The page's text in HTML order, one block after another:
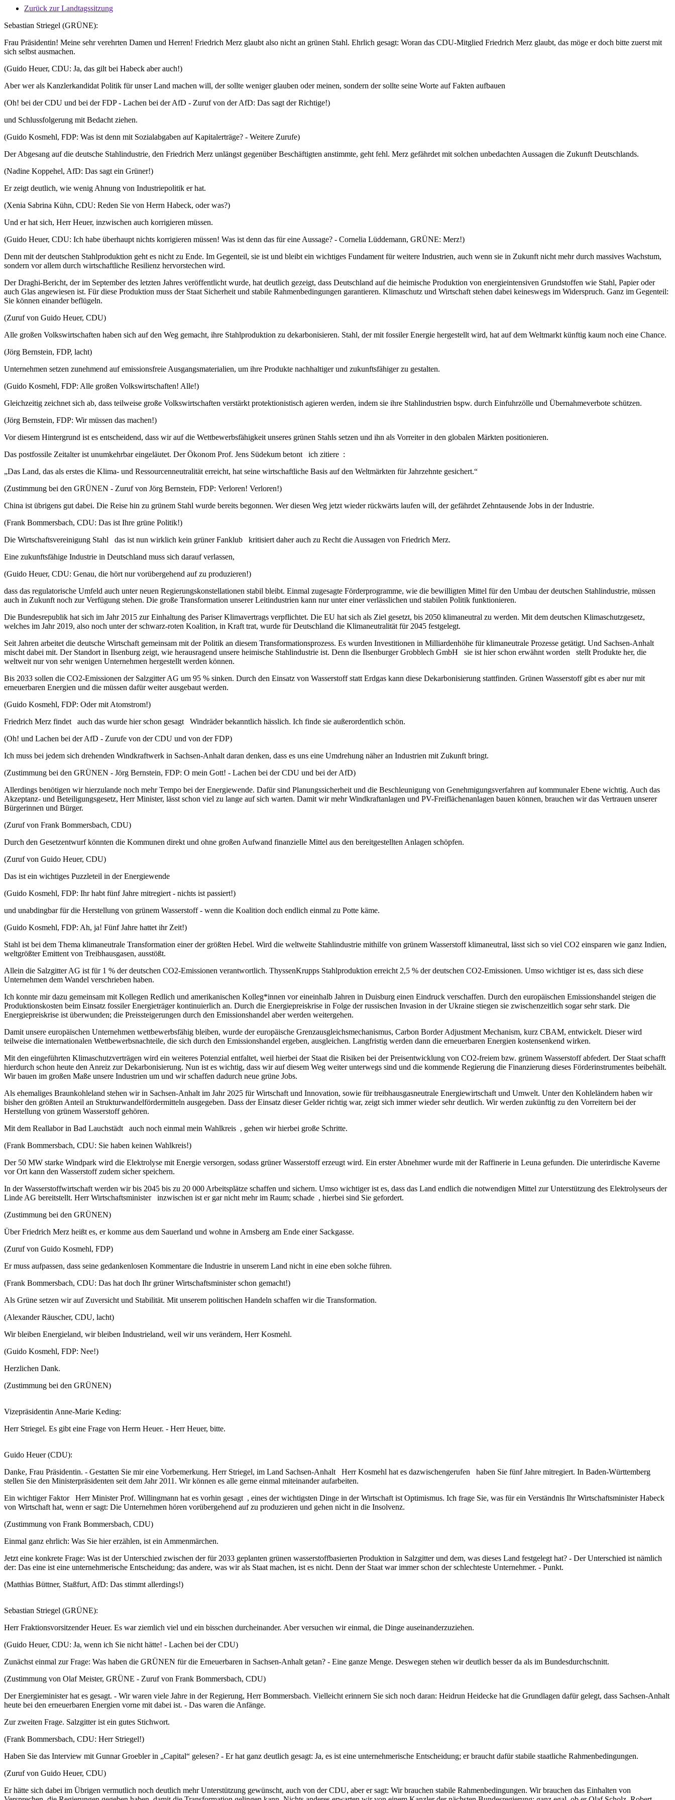
Zurück zur Landtagssitzung
Sebastian Striegel (GRÜNE):
Frau Präsidentin! Meine sehr verehrten Damen und Herren! Friedrich Merz glaubt also nicht an grünen Stahl. Ehrlich gesagt: Woran das CDU-Mitglied Friedrich Merz glaubt, das möge er doch bitte zuerst mit
sich selbst ausmachen.
(Guido Heuer, CDU: Ja, das gilt bei Habeck aber auch!)
Aber wer als Kanzlerkandidat Politik für unser Land machen will, der sollte weniger glauben oder meinen, sondern der sollte seine Worte auf Fakten aufbauen
(Oh! bei der CDU und bei der FDP - Lachen bei der AfD - Zuruf von der AfD: Das sagt der Richtige!)
und Schlussfolgerung mit Bedacht ziehen.
(Guido Kosmehl, FDP: Was ist denn mit Sozialabgaben auf Kapitalerträge? - Weitere Zurufe)
Der Abgesang auf die deutsche Stahlindustrie, den Friedrich Merz unlängst gegenüber Beschäftigten anstimmte, geht fehl. Merz gefährdet mit solchen unbedachten Aussagen die Zukunft Deutschlands.
(Nadine Koppehel, AfD: Das sagt ein Grüner!)
Er zeigt deutlich, wie wenig Ahnung von Industriepolitik er hat.
(Xenia Sabrina Kühn, CDU: Reden Sie von Herrn Habeck, oder was?)
Und er hat sich, Herr Heuer, inzwischen auch korrigieren müssen.
(Guido Heuer, CDU: Ich habe überhaupt nichts korrigieren müssen! Was ist denn das für eine Aussage? - Cornelia Lüddemann, GRÜNE: Merz!)
Denn mit der deutschen Stahlproduktion geht es nicht zu Ende. Im Gegenteil, sie ist und bleibt ein wichtiges Fundament für weitere Industrien, auch wenn sie in Zukunft nicht mehr durch massives Wachstum,
sondern vor allem durch wirtschaftliche Resilienz hervorstechen wird.
Der Draghi-Bericht, der im September des letzten Jahres veröffentlicht wurde, hat deutlich gezeigt, dass Deutschland auf die heimische Produktion von energieintensiven Grundstoffen wie Stahl, Papier oder
auch Glas angewiesen ist. Für diese Produktion muss der Staat Sicherheit und stabile Rahmenbedingungen garantieren. Klimaschutz und Wirtschaft stehen dabei keineswegs im Widerspruch. Ganz im Gegenteil:
Sie können einander beflügeln.
(Zuruf von Guido Heuer, CDU)
Alle großen Volkswirtschaften haben sich auf den Weg gemacht, ihre Stahlproduktion zu dekarbonisieren. Stahl, der mit fossiler Energie hergestellt wird, hat auf dem Weltmarkt künftig kaum noch eine Chance.
(Jörg Bernstein, FDP, lacht)
Unternehmen setzen zunehmend auf emissionsfreie Ausgangsmaterialien, um ihre Produkte nachhaltiger und zukunftsfähiger zu gestalten.
(Guido Kosmehl, FDP: Alle großen Volkswirtschaften! Alle!)
Gleichzeitig zeichnet sich ab, dass teilweise große Volkswirtschaften verstärkt protektionistisch agieren werden, indem sie ihre Stahlindustrien bspw. durch Einfuhrzölle und Übernahmeverbote schützen.
(Jörg Bernstein, FDP: Wir müssen das machen!)
Vor diesem Hintergrund ist es entscheidend, dass wir auf die Wettbewerbsfähigkeit unseres grünen Stahls setzen und ihn als Vorreiter in den globalen Märkten positionieren.
Das postfossile Zeitalter ist unumkehrbar eingeläutet. Der Ökonom Prof. Jens Südekum betont ich zitiere :
„Das Land, das als erstes die Klima- und Ressourcenneutralität erreicht, hat seine wirtschaftliche Basis auf den Weltmärkten für Jahrzehnte gesichert.“
(Zustimmung bei den GRÜNEN - Zuruf von Jörg Bernstein, FDP: Verloren! Verloren!)
China ist übrigens gut dabei. Die Reise hin zu grünem Stahl wurde bereits begonnen. Wer diesen Weg jetzt wieder rückwärts laufen will, der gefährdet Zehntausende Jobs in der Industrie.
(Frank Bommersbach, CDU: Das ist Ihre grüne Politik!)
Die Wirtschaftsvereinigung Stahl das ist nun wirklich kein grüner Fanklub kritisiert daher auch zu Recht die Aussagen von Friedrich Merz.
Eine zukunftsfähige Industrie in Deutschland muss sich darauf verlassen,
(Guido Heuer, CDU: Genau, die hört nur vorübergehend auf zu produzieren!)
dass das regulatorische Umfeld auch unter neuen Regierungskonstellationen stabil bleibt. Einmal zugesagte Förderprogramme, wie die bewilligten Mittel für den Umbau der deutschen Stahlindustrie, müssen
auch in Zukunft noch zur Verfügung stehen. Die große Transformation unserer Leitindustrien kann nur unter einer verlässlichen und stabilen Politik funktionieren.
Die Bundesrepublik hat sich im Jahr 2015 zur Einhaltung des Pariser Klimavertrags verpflichtet. Die EU hat sich als Ziel gesetzt, bis 2050 klimaneutral zu werden. Mit dem deutschen Klimaschutzgesetz,
welches im Jahr 2019, also noch unter der schwarz-roten Koalition, in Kraft trat, wurde für Deutschland die Klimaneutralität für 2045 festgelegt.
Seit Jahren arbeitet die deutsche Wirtschaft gemeinsam mit der Politik an diesem Transformationsprozess. Es wurden Investitionen in Milliardenhöhe für klimaneutrale Prozesse getätigt. Und Sachsen-Anhalt
mischt dabei mit. Der Standort in Ilsenburg zeigt, wie herausragend unsere heimische Stahlindustrie ist. Denn die Ilsenburger Grobblech GmbH sie ist hier schon erwähnt worden stellt Produkte her, die
weltweit nur von sehr wenigen Unternehmen hergestellt werden können.
Bis 2033 sollen die CO2-Emissionen der Salzgitter AG um 95 % sinken. Durch den Einsatz von Wasserstoff statt Erdgas kann diese Dekarbonisierung stattfinden. Grünen Wasserstoff gibt es aber nur mit
erneuerbaren Energien und die müssen dafür weiter ausgebaut werden.
(Guido Kosmehl, FDP: Oder mit Atomstrom!)
Friedrich Merz findet auch das wurde hier schon gesagt Windräder bekanntlich hässlich. Ich finde sie außerordentlich schön.
(Oh! und Lachen bei der AfD - Zurufe von der CDU und von der FDP)
Ich muss bei jedem sich drehenden Windkraftwerk in Sachsen-Anhalt daran denken, dass es uns eine Umdrehung näher an Industrien mit Zukunft bringt.
(Zustimmung bei den GRÜNEN - Jörg Bernstein, FDP: O mein Gott! - Lachen bei der CDU und bei der AfD)
Allerdings benötigen wir hierzulande noch mehr Tempo bei der Energiewende. Dafür sind Planungssicherheit und die Beschleunigung von Genehmigungsverfahren auf kommunaler Ebene wichtig. Auch das
Akzeptanz- und Beteiligungsgesetz, Herr Minister, lässt schon viel zu lange auf sich warten. Damit wir mehr Windkraftanlagen und PV-Freiflächenanlagen bauen können, brauchen wir das Vertrauen unserer
Bürgerinnen und Bürger.
(Zuruf von Frank Bommersbach, CDU)
Durch den Gesetzentwurf könnten die Kommunen direkt und ohne großen Aufwand finanzielle Mittel aus den bereitgestellten Anlagen schöpfen.
(Zuruf von Guido Heuer, CDU)
Das ist ein wichtiges Puzzleteil in der Energiewende
(Guido Kosmehl, FDP: Ihr habt fünf Jahre mitregiert - nichts ist passiert!)
und unabdingbar für die Herstellung von grünem Wasserstoff - wenn die Koalition doch endlich einmal zu Potte käme.
(Guido Kosmehl, FDP: Ah, ja! Fünf Jahre hattet ihr Zeit!)
Stahl ist bei dem Thema klimaneutrale Transformation einer der größten Hebel. Wird die weltweite Stahlindustrie mithilfe von grünem Wasserstoff klimaneutral, lässt sich so viel CO2 einsparen wie ganz Indien,
weltgrößter Emittent von Treibhausgasen, ausstößt.
Allein die Salzgitter AG ist für 1 % der deutschen CO2-Emissionen verantwortlich. ThyssenKrupps Stahlproduktion erreicht 2,5 % der deutschen CO2-Emissionen. Umso wichtiger ist es, dass sich diese
Unternehmen dem Wandel verschrieben haben.
Ich konnte mir dazu gemeinsam mit Kollegen Redlich und amerikanischen Kolleg*innen vor eineinhalb Jahren in Duisburg einen Eindruck verschaffen. Durch den europäischen Emissionshandel steigen die
Produktionskosten beim Einsatz fossiler Energieträger kontinuierlich an. Durch die Energiepreiskrise in Folge der russischen Invasion in der Ukraine stiegen sie zwischenzeitlich sogar sehr stark. Die
Energiepreiskrise ist überwunden; die Preissteigerungen durch den Emissionshandel aber werden weitergehen.
Damit unsere europäischen Unternehmen wettbewerbsfähig bleiben, wurde der europäische Grenzausgleichsmechanismus, Carbon Border Adjustment Mechanism, kurz CBAM, entwickelt. Dieser wird
teilweise die internationalen Wettbewerbsnachteile, die sich durch den Emissionshandel ergeben, ausgleichen. Langfristig werden dann die erneuerbaren Energien kostensenkend wirken.
Mit den eingeführten Klimaschutzverträgen wird ein weiteres Potenzial entfaltet, weil hierbei der Staat die Risiken bei der Preisentwicklung von CO2-freiem bzw. grünem Wasserstoff abfedert. Der Staat schafft
hierdurch schon heute den Anreiz zur Dekarbonisierung. Nun ist es wichtig, dass wir auf diesem Weg weiter unterwegs sind und die kommende Regierung die Finanzierung dieses Förderinstrumentes beibehält.
Wir bauen im großen Maße unsere Industrien um und wir schaffen dadurch neue grüne Jobs.
Als ehemaliges Braunkohleland stehen wir in Sachsen-Anhalt im Jahr 2025 für Wirtschaft und Innovation, sowie für treibhausgasneutrale Energiewirtschaft und Umwelt. Unter den Kohleländern haben wir
bisher den größten Anteil an Strukturwandelfördermitteln ausgegeben. Dass der Einsatz dieser Gelder richtig war, zeigt sich immer wieder sehr deutlich. Wir werden zukünftig zu den Vorreitern bei der
Herstellung von grünem Wasserstoff gehören.
Mit dem Reallabor in Bad Lauchstädt auch noch einmal mein Wahlkreis , gehen wir hierbei große Schritte.
(Frank Bommersbach, CDU: Sie haben keinen Wahlkreis!)
Der 50 MW starke Windpark wird die Elektrolyse mit Energie versorgen, sodass grüner Wasserstoff erzeugt wird. Ein erster Abnehmer wurde mit der Raffinerie in Leuna gefunden. Die unterirdische Kaverne
vor Ort kann den Wasserstoff zudem sicher speichern.
In der Wasserstoffwirtschaft werden wir bis 2045 bis zu 20 000 Arbeitsplätze schaffen und sichern. Umso wichtiger ist es, dass das Land endlich die notwendigen Mittel zur Unterstützung des Elektrolyseurs der
Linde AG bereitstellt. Herr Wirtschaftsminister inzwischen ist er gar nicht mehr im Raum; schade , hierbei sind Sie gefordert.
(Zustimmung bei den GRÜNEN)
Über Friedrich Merz heißt es, er komme aus dem Sauerland und wohne in Arnsberg am Ende einer Sackgasse.
(Zuruf von Guido Kosmehl, FDP)
Er muss aufpassen, dass seine gedankenlosen Kommentare die Industrie in unserem Land nicht in eine eben solche führen.
(Frank Bommersbach, CDU: Das hat doch Ihr grüner Wirtschaftsminister schon gemacht!)
Als Grüne setzen wir auf Zuversicht und Stabilität. Mit unserem politischen Handeln schaffen wir die Transformation.
(Alexander Räuscher, CDU, lacht)
Wir bleiben Energieland, wir bleiben Industrieland, weil wir uns verändern, Herr Kosmehl.
(Guido Kosmehl, FDP: Nee!)
Herzlichen Dank.
(Zustimmung bei den GRÜNEN)
Vizepräsidentin Anne-Marie Keding:
Herr Striegel. Es gibt eine Frage von Herrn Heuer. - Herr Heuer, bitte.
Guido Heuer (CDU):
Danke, Frau Präsidentin. - Gestatten Sie mir eine Vorbemerkung. Herr Striegel, im Land Sachsen-Anhalt Herr Kosmehl hat es dazwischengerufen haben Sie fünf Jahre mitregiert. In Baden-Württemberg
stellen Sie den Ministerpräsidenten seit dem Jahr 2011. Wir können es alle gerne einmal miteinander aufarbeiten.
Ein wichtiger Faktor Herr Minister Prof. Willingmann hat es vorhin gesagt , eines der wichtigsten Dinge in der Wirtschaft ist Optimismus. Ich frage Sie, was für ein Verständnis Ihr Wirtschaftsminister Habeck
von Wirtschaft hat, wenn er sagt: Die Unternehmen hören vorübergehend auf zu produzieren und gehen nicht in die Insolvenz.
(Zustimmung von Frank Bommersbach, CDU)
Einmal ganz ehrlich: Was Sie hier erzählen, ist ein Ammenmärchen.
Jetzt eine konkrete Frage: Was ist der Unterschied zwischen der für 2033 geplanten grünen wasserstoffbasierten Produktion in Salzgitter und dem, was dieses Land festgelegt hat? - Der Unterschied ist nämlich
der: Das eine ist eine unternehmerische Entscheidung; das andere, was wir als Staat machen, ist es nicht. Denn der Staat war immer schon der schlechteste Unternehmer. - Punkt.
(Matthias Büttner, Staßfurt, AfD: Das stimmt allerdings!)
Sebastian Striegel (GRÜNE):
Herr Fraktionsvorsitzender Heuer. Es war ziemlich viel und ein bisschen durcheinander. Aber versuchen wir einmal, die Dinge auseinanderzuziehen.
(Guido Heuer, CDU: Ja, wenn ich Sie nicht hätte! - Lachen bei der CDU)
Zunächst einmal zur Frage: Was haben die GRÜNEN für die Erneuerbaren in Sachsen-Anhalt getan? - Eine ganze Menge. Deswegen stehen wir deutlich besser da als im Bundesdurchschnitt.
(Zustimmung von Olaf Meister, GRÜNE - Zuruf von Frank Bommersbach, CDU)
Der Energieminister hat es gesagt. - Wir waren viele Jahre in der Regierung, Herr Bommersbach. Vielleicht erinnern Sie sich noch daran: Heidrun Heidecke hat die Grundlagen dafür gelegt, dass Sachsen-Anhalt
heute bei den erneuerbaren Energien vorne mit dabei ist. - Das waren die Anfänge.
Zur zweiten Frage. Salzgitter ist ein gutes Stichwort.
(Frank Bommersbach, CDU: Herr Striegel!)
Haben Sie das Interview mit Gunnar Groebler in „Capital“ gelesen? - Er hat ganz deutlich gesagt: Ja, es ist eine unternehmerische Entscheidung; er braucht dafür stabile staatliche Rahmenbedingungen.
(Zuruf von Guido Heuer, CDU)
Er hätte sich dabei im Übrigen vermutlich noch deutlich mehr Unterstützung gewünscht, auch von der CDU, aber er sagt: Wir brauchen stabile Rahmenbedingungen. Wir brauchen das Einhalten von